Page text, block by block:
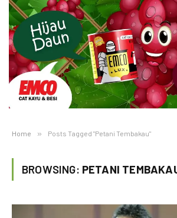
Home » Posts Tagged "Petani Tembakau"
BROWSING: PETANI